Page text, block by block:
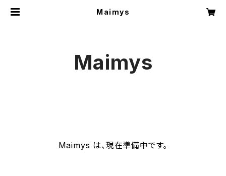
Maimys
Maimys
Maimys は、現在準備中です。